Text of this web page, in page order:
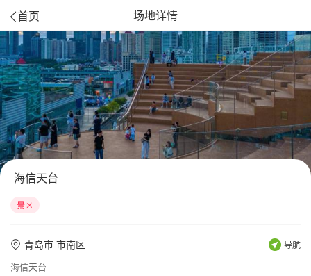
场地详情
海信天台
景区
青岛市 市南区 导航
海信天台